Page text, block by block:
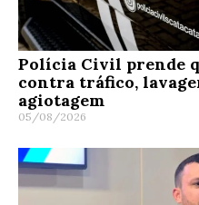
Polícia Civil prende
contra tráfico,
agiotagem
05/08/2026